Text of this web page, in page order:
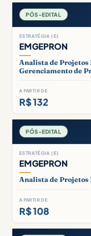
PÓS-EDITAL
ESTRATÉGIA (E)
EMGEPRON
Analista de Projetos
Gerenciamento de
A PARTIR DE
R$ 132
PÓS-EDITAL
ESTRATÉGIA (E)
EMGEPRON
Analista de Projetos
A PARTIR DE
R$ 108